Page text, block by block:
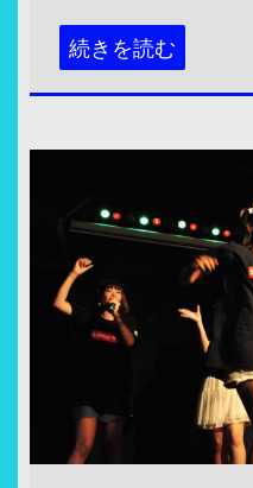
続きを読む